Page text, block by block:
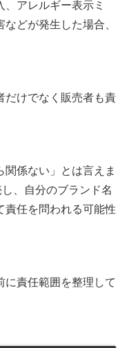
アレルギー表示ミ
どが発生した場合、
だけでなく販売者も責
係ない」とは言えま
、自分のブランド名
責任を問われる可能性
に責任範囲を整理して